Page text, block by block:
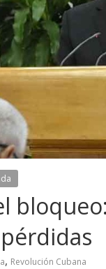
, Revolución Cubana